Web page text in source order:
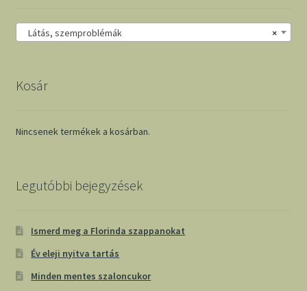
×
Látás, szemproblémák
Kosár
Nincsenek termékek a kosárban.
Legutóbbi bejegyzések
Ismerd meg a Florinda szappanokat
Év eleji nyitva tartás
Minden mentes szaloncukor